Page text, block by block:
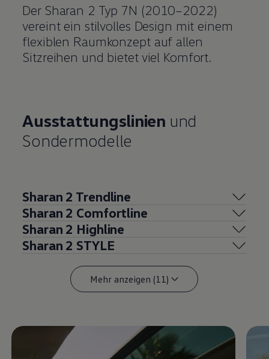
Der Sharan 2 Typ 7N (2010–2022)
vereint ein stilvolles Design mit einem
flexiblen Raumkonzept auf allen
Sitzreihen und bietet viel Komfort.
Ausstattungslinien und
Sondermodelle
Sharan 2 Trendline
Sharan 2 Comfortline
Sharan 2 Highline
Sharan 2 STYLE
Mehr anzeigen (11)